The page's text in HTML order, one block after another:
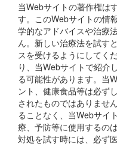
当Webサイトの著作権は
す。このWebサイトの情
学的なアドバイスや治療
ん。新しい治療法を試す
スを受けるようにしてく
り、当Webサイトで紹介
る可能性があります。当
ント、健康食品等は必ず
されたものではありませ
ることなく、当Webサイ
療、予防等に使用するの
対処を試す時には、必ず